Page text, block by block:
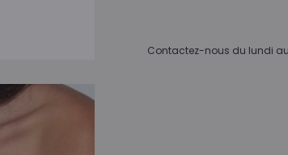
Contactez-nous du lundi au